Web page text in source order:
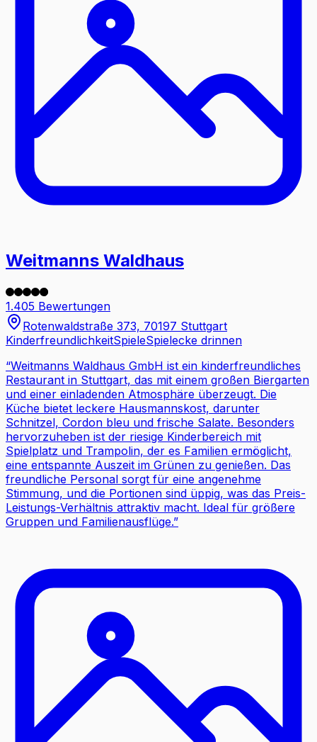
Weitmanns Waldhaus
1.405 Bewertungen
Rotenwaldstraße 373, 70197 Stuttgart
KinderfreundlichkeitSpieleSpielecke drinnen
“Weitmanns Waldhaus GmbH ist ein kinderfreundliches
Restaurant in Stuttgart, das mit einem großen Biergarten
und einer einladenden Atmosphäre überzeugt. Die
Küche bietet leckere Hausmannskost, darunter
Schnitzel, Cordon bleu und frische Salate. Besonders
hervorzuheben ist der riesige Kinderbereich mit
Spielplatz und Trampolin, der es Familien ermöglicht,
eine entspannte Auszeit im Grünen zu genießen. Das
freundliche Personal sorgt für eine angenehme
Stimmung, und die Portionen sind üppig, was das Preis-
Leistungs-Verhältnis attraktiv macht. Ideal für größere
Gruppen und Familienausflüge.”